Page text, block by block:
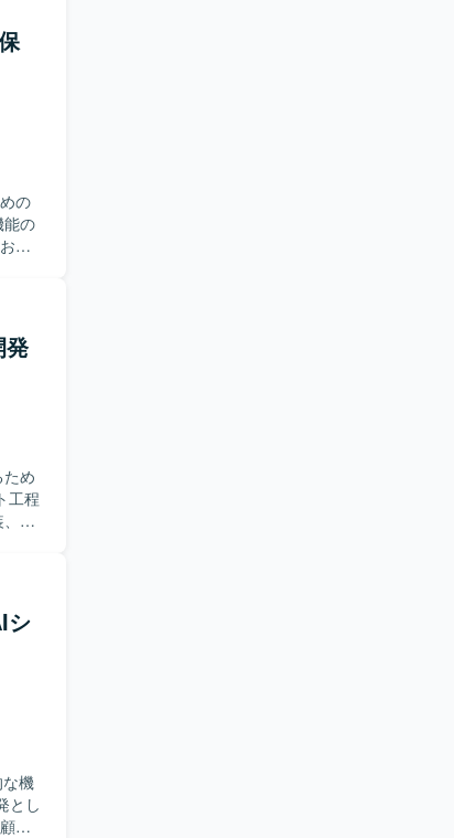
て
係
で
最
タ
の
よ
ケ
る
に
発
め
改
取
こ
で
る
シ
機
客